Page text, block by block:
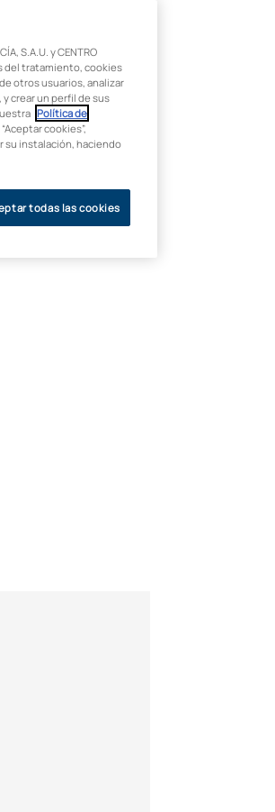
S.A.U. y CENTRO
del tratamiento, cookies
otros usuarios, analizar
crear un perfil de sus
Política de
cookies”,
su instalación, haciendo
todas las cookies